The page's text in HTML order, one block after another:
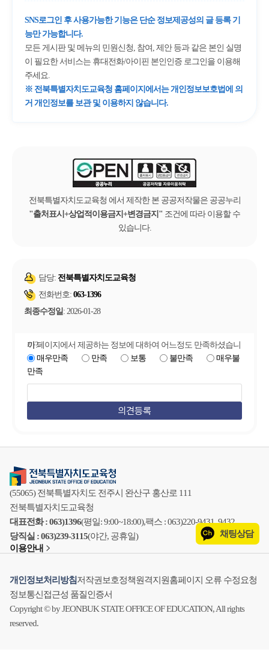
SNS로그인 후 사용가능한 기능은 단순 정보제공성의 글 등록 기
능만 가능합니다.
모든 게시판 및 메뉴의 민원신청, 참여, 제안 등과 같은 본인 실명
이 필요한 서비스는 휴대전화/아이핀 본인인증 로그인을 이용해
주세요.
※ 전북특별자치도교육청 홈페이지에서는 개인정보보호법에 의
거 개인정보를 보관 및 이용하지 않습니다.
전북특별자치도교육청 에서 제작한 본 공공저작물은 공공누리
출처표시+상업적이용금지+변경금지
조건에 따라 이용할 수
있습니다.
담당: 전북특별자치도교육청
전화번호: 063-1396
최종수정일: 2026-01-28
이 페이지에서 제공하는 정보에 대하여 어느정도 만족하셨습니까?
매우만족
만족 보통 불만족
매우불
만족
(55065) 전북특별자치도 전주시 완산구 홍산로 111
전북특별자치도교육청
대표전화 : 063)1396(평일: 9:00~18:00),팩스 : 063)220-9431, 9432
당직실 : 063)239-3115(야간, 공휴일)
이용안내
채팅상담
개인정보처리방침저작권보호정책원격지원홈페이지 오류 수정요청
정보통신접근성 품질인증서
Copyright © by JEONBUK STATE OFFICE OF EDUCATION, All rights
reserved.